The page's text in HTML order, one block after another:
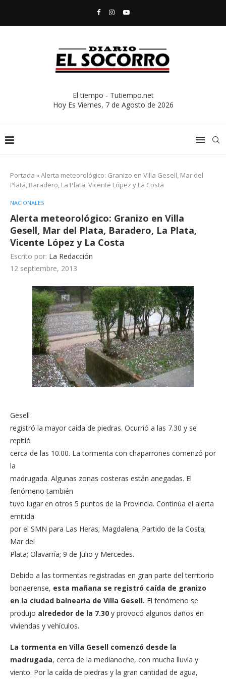
El tiempo - Tutiempo.net
Hoy Es Viernes, 7 de Agosto de 2026
Portada »Alerta meteorológico: Granizo en Villa Gesell, Mar del
Plata, Baradero, La Plata, Vicente López y La Costa
NACIONALES
Alerta meteorológico: Granizo en Villa
Gesell, Mar del Plata, Baradero, La Plata,
Vicente López y La Costa
Escrito por: La Redacción
12 septiembre, 2013
Gesell
registró la mayor caída de piedras. Ocurrió a las 7.30 y se
repitió
cerca de las 10.00. La tormenta con chaparrones comenzó por
la
madrugada. Algunas zonas costeras están anegadas. El
fenómeno también
tuvo lugar en otros 5 puntos de la Provincia. Continúa el alerta
emitida
por el SMN para Las Heras; Magdalena; Partido de la Costa;
Mar del
Plata; Olavarría; 9 de Julio y Mercedes.
Debido a las tormentas registradas en gran parte del territorio
bonaerense, esta mañana se registró caída de granizo
en la ciudad balnearia de Villa Gesell. El fenómeno se
produjo alrededor de la 7.30 y provocó algunos daños en
viviendas y vehículos.
La tormenta en Villa Gesell comenzó desde la
madrugada, cerca de la medianoche, con mucha lluvia y
viento. Por la caída de piedras y la gran cantidad de agua,